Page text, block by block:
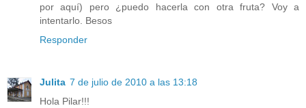
por aquí) pero ¿puedo hacerla con otra fruta? Voy a
intentarlo. Besos
Responder
Julita 7 de julio de 2010 a las 13:18
Hola Pilar!!!